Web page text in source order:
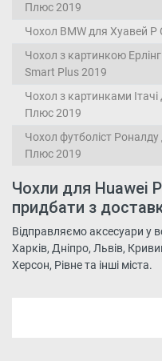
Плюс 2019
Чохол BMW для Хуавей
Чохол з картинкою
Smart Plus 2019
Чохол з картинками
Плюс 2019
Чохол футболіст
Плюс 2019
Чохли для Huawei
придбати з
Відправляємо аксесуари у
Харків, Дніпро, Львів,
Херсон, Рівне та інші міста.